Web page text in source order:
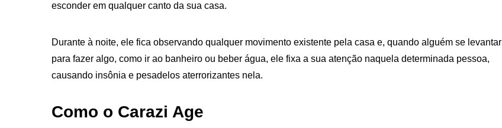
esconder em qualquer canto da sua casa.
Durante à noite, ele fica observando qualquer movimento existente pela casa e, quando alguém se levantar
para fazer algo, como ir ao banheiro ou beber água, ele fixa a sua atenção naquela determinada pessoa,
causando insônia e pesadelos aterrorizantes nela.
Como o Carazi Age